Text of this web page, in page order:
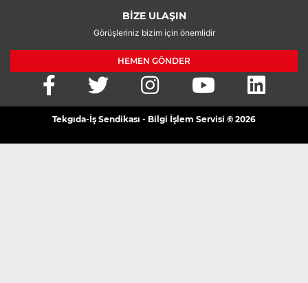
BİZE ULAŞIN
Görüşleriniz bizim için önemlidir
HEMEN GÖNDER
Tekgıda-İş Sendikası - Bilgi İşlem Servisi © 2026